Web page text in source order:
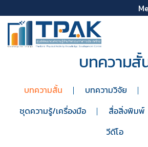
บทความสั้
บทความสั้น บทความวิจัย
ชุดความรู้/เครื่องมือ
สื่อสิ่งพิมพ์
วีดีโอ